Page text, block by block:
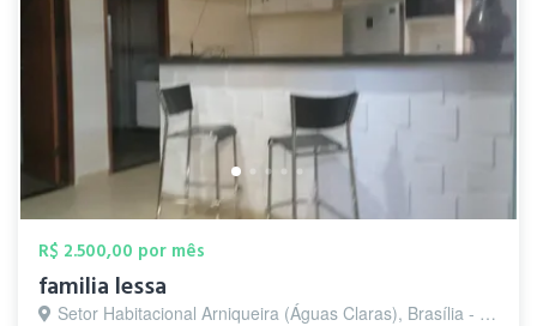
R$ 2.500,00 por mês
familia lessa
Setor Habitacional Arniqueira (Águas Claras), Brasília - DF